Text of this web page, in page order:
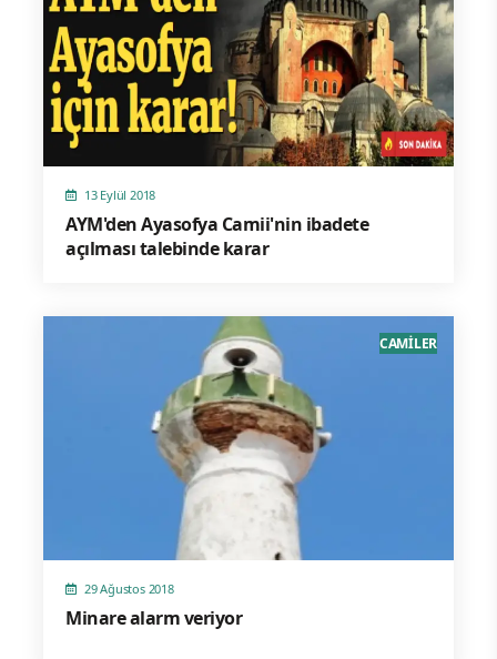
13 Eylül 2018
AYM'den Ayasofya Camii'nin ibadete
açılması talebinde karar
29 Ağustos 2018
Minare alarm veriyor
CAMİLER